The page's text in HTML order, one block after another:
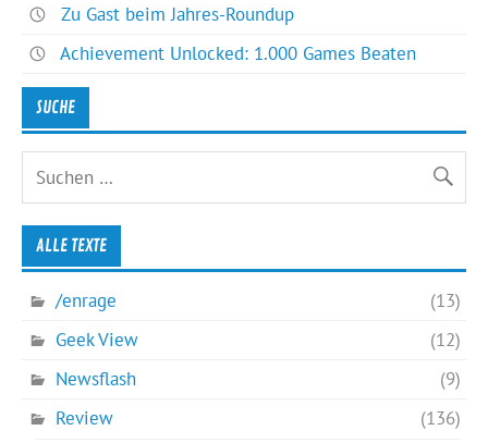
Zu Gast beim Jahres-Roundup
Achievement Unlocked: 1.000 Games Beaten
SUCHE
ALLE TEXTE
/enrage
(13)
Geek View
(12)
Newsflash
(9)
Review
(136)